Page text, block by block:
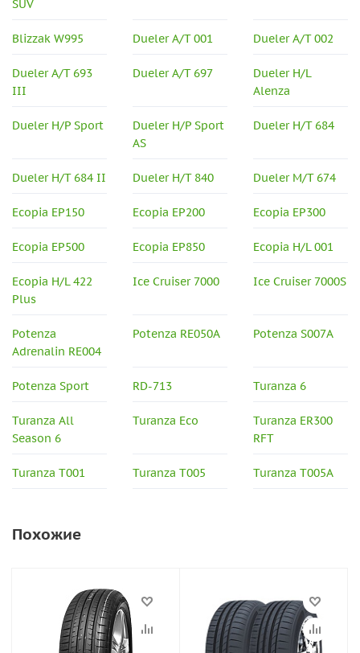
SUV
Blizzak W995 Dueler A/T 001 Dueler A/T 002
Dueler A/T 693
III
Dueler A/T 697
Dueler H/L
Alenza
Dueler H/P Sport
Dueler H/P Sport
AS
Dueler H/T 684
Dueler H/T 684 II Dueler H/T 840 Dueler M/T 674
Ecopia EP150 Ecopia EP200 Ecopia EP300
Ecopia EP500 Ecopia EP850 Ecopia H/L 001
Ecopia H/L 422
Plus
Ice Cruiser 7000 Ice Cruiser 7000S
Potenza
Adrenalin RE004
Potenza RE050A Potenza S007A
Potenza Sport RD-713 Turanza 6
Turanza All
Season 6
Turanza Eco
Turanza ER300
RFT
Turanza T001 Turanza T005 Turanza T005A
Похожие